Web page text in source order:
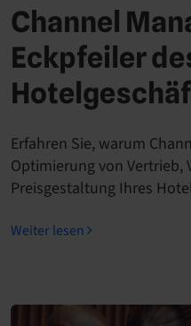
Channel
Eckpfeiler
Erfahren Sie, warum
Optimierung von Vertrieb,
Preisgestaltung Ihres
Weiter lesen